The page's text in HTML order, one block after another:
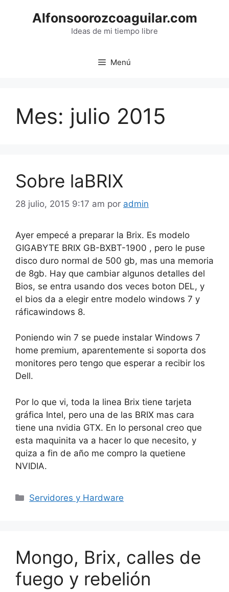
Alfonsoorozcoaguilar.com
Ideas de mi tiempo libre
Menú
Mes: julio 2015
Sobre laBRIX
28 julio, 2015 9:17 am por admin
Ayer empecé a preparar la Brix. Es modelo
GIGABYTE BRIX GB-BXBT-1900 , pero le puse
disco duro normal de 500 gb, mas una memoria
de 8gb. Hay que cambiar algunos detalles del
Bios, se entra usando dos veces boton DEL, y
el bios da a elegir entre modelo windows 7 y
ráficawindows 8.
Poniendo win 7 se puede instalar Windows 7
home premium, aparentemente si soporta dos
monitores pero tengo que esperar a recibir los
Dell.
Por lo que vi, toda la linea Brix tiene tarjeta
gráfica Intel, pero una de las BRIX mas cara
tiene una nvidia GTX. En lo personal creo que
esta maquinita va a hacer lo que necesito, y
quiza a fin de año me compro la quetiene
NVIDIA.
Categorías
Servidores y Hardware
Mongo, Brix, calles de
fuego y rebelión